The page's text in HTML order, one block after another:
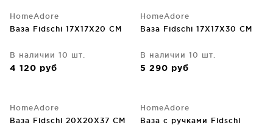
HomeAdore
Ваза Fidschi 17X17X20 CM
В наличии 10 шт.
4 120 руб
HomeAdore
Ваза Fidschi 17X17X30 CM
В наличии 10 шт.
5 290 руб
HomeAdore
Ваза Fidschi 20X20X37 CM
HomeAdore
Ваза с ручками Fidschi